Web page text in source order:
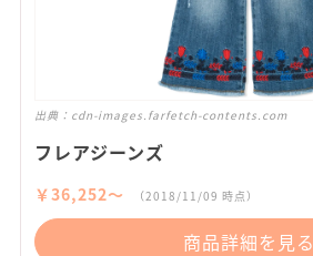
出典： cdn-images.farfetch-contents.com
フレアジーンズ
￥36,252〜 （2018/11/09 時点）
商品詳細を見る